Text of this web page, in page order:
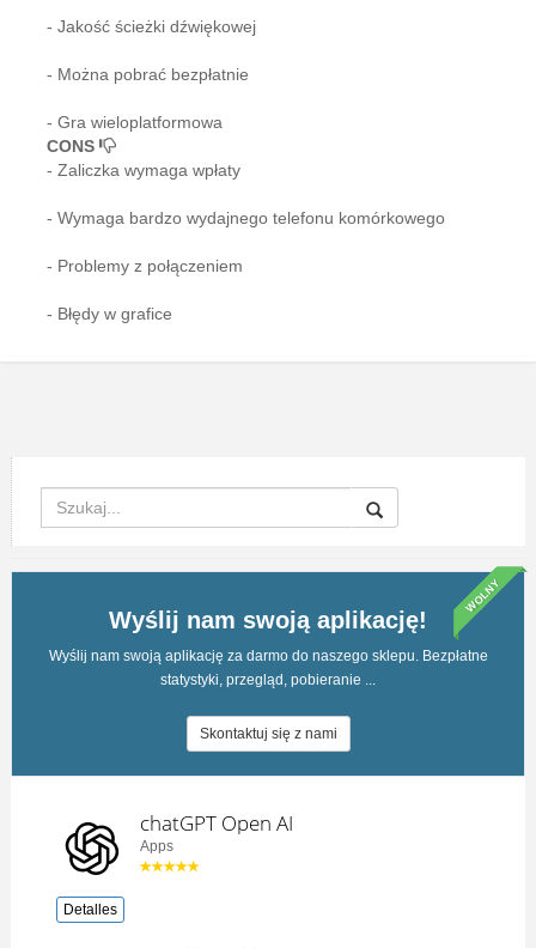
- Jakość ścieżki dźwiękowej
- Można pobrać bezpłatnie
- Gra wieloplatformowa
CONS
- Zaliczka wymaga wpłaty
- Wymaga bardzo wydajnego telefonu komórkowego
- Problemy z połączeniem
- Błędy w grafice
WOLNY
Wyślij nam swoją aplikację!
Wyślij nam swoją aplikację za darmo do naszego sklepu. Bezpłatne
statystyki, przegląd, pobieranie ...
Skontaktuj się z nami
chatGPT Open AI
Apps
Detalles